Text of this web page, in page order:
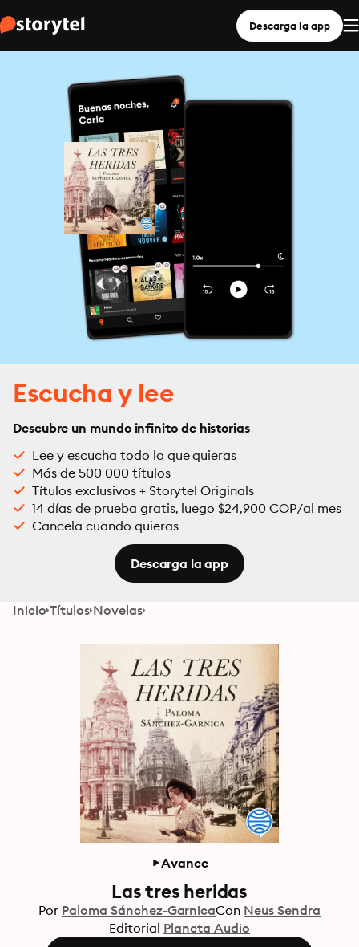
Descarga la app
Escucha y lee
Descubre un mundo infinito de historias
Lee y escucha todo lo que quieras
Más de 500 000 títulos
Títulos exclusivos + Storytel Originals
14 días de prueba gratis, luego $24,900 COP/al mes
Cancela cuando quieras
Descarga la app
Inicio Títulos Novelas
Avance
Las tres heridas
Por Paloma Sánchez-GarnicaCon Neus Sendra
Editorial Planeta Audio